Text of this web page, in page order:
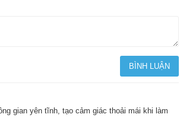
gian yên tĩnh, tạo cảm giác thoải mái khi làm